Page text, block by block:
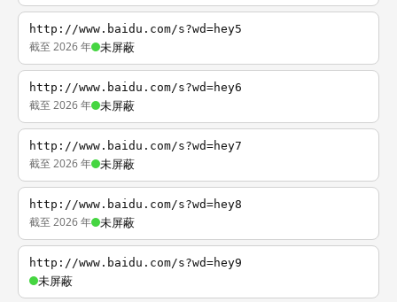
http://www.baidu.com/s?wd=hey5
截至 2026 年 未屏蔽
http://www.baidu.com/s?wd=hey6
截至 2026 年 未屏蔽
http://www.baidu.com/s?wd=hey7
截至 2026 年 未屏蔽
http://www.baidu.com/s?wd=hey8
截至 2026 年 未屏蔽
http://www.baidu.com/s?wd=hey9
未屏蔽